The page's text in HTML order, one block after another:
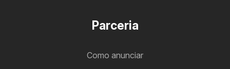
Parceria
Como anunciar